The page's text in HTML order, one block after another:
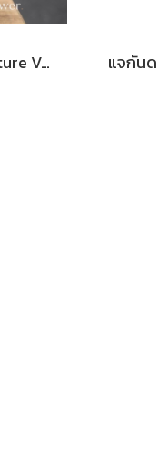
แจกันดอกไม้สด Le Floriste Signature Vases No.43 (พรีเมียม)I Peony Seasanal